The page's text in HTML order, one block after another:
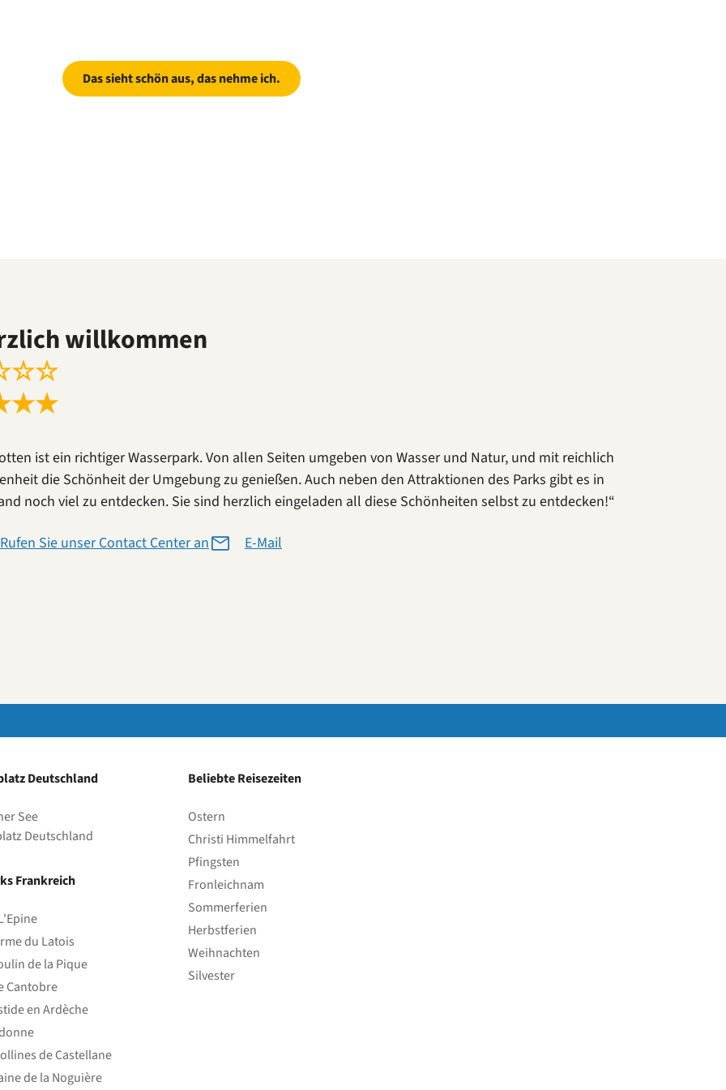
Das sieht schön aus, das nehme ich.
willkommen
☆☆
★★
ist ein richtiger Wasserpark. Von allen Seiten umgeben von Wasser und Natur, und mit reichlich
die Schönheit der Umgebung zu genießen. Auch neben den Attraktionen des Parks gibt es in
noch viel zu entdecken. Sie sind herzlich eingeladen all diese Schönheiten selbst zu entdecken!“
Rufen Sie unser Contact Center an E-Mail
Deutschland
See
Deutschland
Frankreich
du Latois
de la Pique
Cantobre
en Ardèche
de Castellane
de la Noguière
Beliebte Reisezeiten
Ostern
Christi Himmelfahrt
Pfingsten
Fronleichnam
Sommerferien
Herbstferien
Weihnachten
Silvester